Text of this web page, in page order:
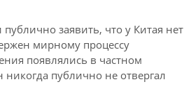
заявить, что у Китая нет
мирному процессу
появлялись в частном
публично не отвергал